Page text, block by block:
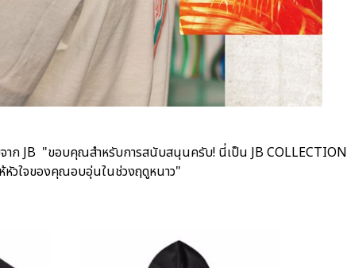
จาก JB "ขอบคุณสำหรับการสนับสนุนครับ! นี่เป็น JB COLLECTION
หัวใจของคุณอบอุ่นในช่วงฤดูหนาว"